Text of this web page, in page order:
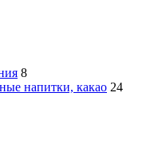
8
напитки, какао 24